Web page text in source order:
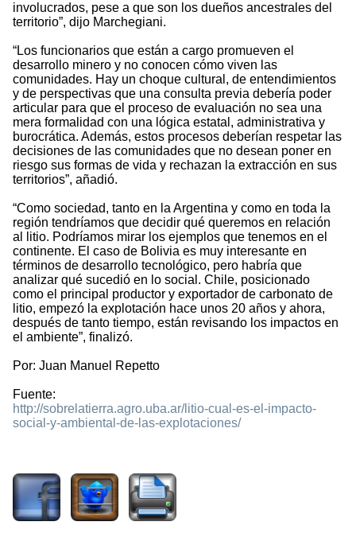
involucrados, pese a que son los dueños ancestrales del
territorio”, dijo Marchegiani.
“Los funcionarios que están a cargo promueven el
desarrollo minero y no conocen cómo viven las
comunidades. Hay un choque cultural, de entendimientos
y de perspectivas que una consulta previa debería poder
articular para que el proceso de evaluación no sea una
mera formalidad con una lógica estatal, administrativa y
burocrática. Además, estos procesos deberían respetar las
decisiones de las comunidades que no desean poner en
riesgo sus formas de vida y rechazan la extracción en sus
territorios”, añadió.
“Como sociedad, tanto en la Argentina y como en toda la
región tendríamos que decidir qué queremos en relación
al litio. Podríamos mirar los ejemplos que tenemos en el
continente. El caso de Bolivia es muy interesante en
términos de desarrollo tecnológico, pero habría que
analizar qué sucedió en lo social. Chile, posicionado
como el principal productor y exportador de carbonato de
litio, empezó la explotación hace unos 20 años y ahora,
después de tanto tiempo, están revisando los impactos en
el ambiente”, finalizó.
Por: Juan Manuel Repetto
Fuente:
http://sobrelatierra.agro.uba.ar/litio-cual-es-el-impacto-
social-y-ambiental-de-las-explotaciones/